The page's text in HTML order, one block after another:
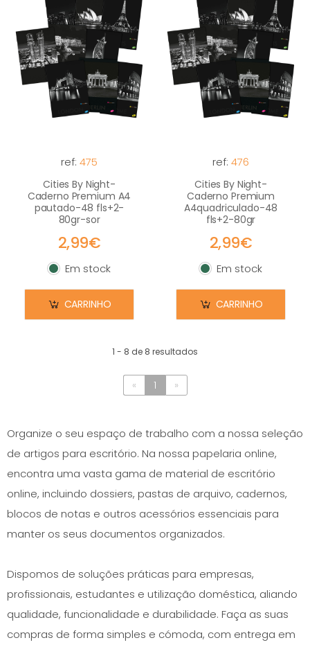
ref: 475
Cities By Night-
Caderno Premium A4
pautado-48 fls+2-
80gr-sor
2,99€
Em stock
Em stock
CARRINHO
ref: 476
Cities By Night-
Caderno Premium
A4quadriculado-48
fls+2-80gr
2,99€
Em stock
Em stock
CARRINHO
1 - 8 de 8 resultados
« 1 »
Organize o seu espaço de trabalho com a nossa seleção
de artigos para escritório. Na nossa papelaria online,
encontra uma vasta gama de material de escritório
online, incluindo dossiers, pastas de arquivo, cadernos,
blocos de notas e outros acessórios essenciais para
manter os seus documentos organizados.
Dispomos de soluções práticas para empresas,
profissionais, estudantes e utilização doméstica, aliando
qualidade, funcionalidade e durabilidade. Faça as suas
compras de forma simples e cómoda, com entrega em